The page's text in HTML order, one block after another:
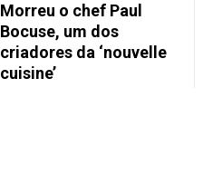
Morreu o chef Paul
Bocuse, um dos
criadores da ‘nouvelle
cuisine’